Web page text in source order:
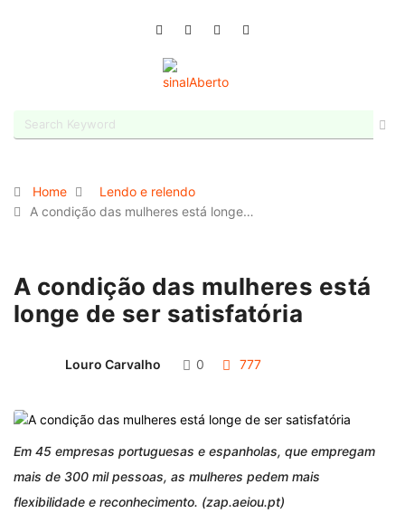
Home
Lendo e relendo
A condição das mulheres está longe…
A condição das mulheres está
longe de ser satisfatória
Louro Carvalho 0 777
Em 45 empresas portuguesas e espanholas, que empregam
mais de 300 mil pessoas, as mulheres pedem mais
flexibilidade e reconhecimento. (zap.aeiou.pt)